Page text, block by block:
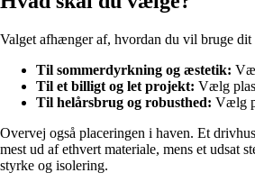
Valget afhænger af, hvordan du vil bruge dit
Til sommerdyrkning og æstetik:
Til et billigt og let projekt: Vælg
Til helårsbrug og robusthed: Vælg
Overvej også placeringen i haven. Et
mest ud af ethvert materiale, mens et udsat
styrke og isolering.